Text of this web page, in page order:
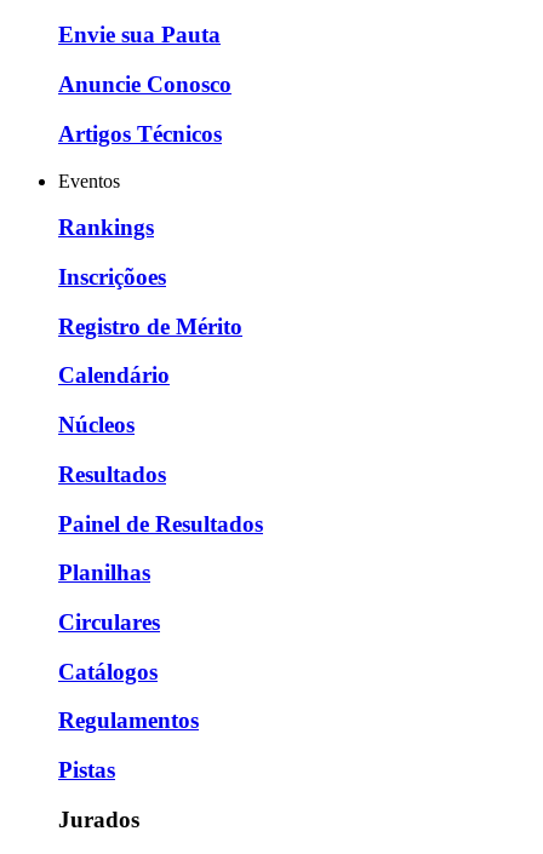
Envie sua Pauta
Anuncie Conosco
Artigos Técnicos
Eventos
Rankings
Inscriçõoes
Registro de Mérito
Calendário
Núcleos
Resultados
Painel de Resultados
Planilhas
Circulares
Catálogos
Regulamentos
Pistas
Jurados